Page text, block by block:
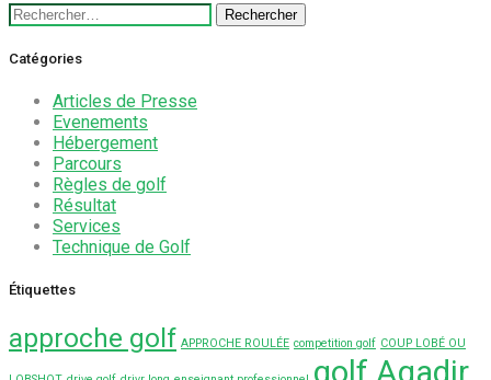
Rechercher :
Catégories
Articles de Presse
Evenements
Hébergement
Parcours
Règles de golf
Résultat
Services
Technique de Golf
Étiquettes
approche golf APPROCHE ROULÉE competition golf COUP LOBÉ OU